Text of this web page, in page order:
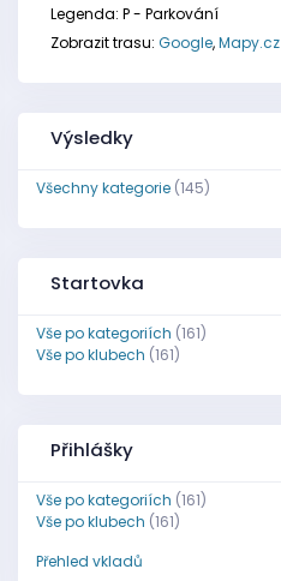
Legenda: P - Parkování
Zobrazit trasu: Google,Mapy.cz
Výsledky
Všechny kategorie(145)
Startovka
Vše po kategoriích (161)
Vše po klubech (161)
Přihlášky
Vše po kategoriích (161)
Vše po klubech (161)
Přehled vkladů